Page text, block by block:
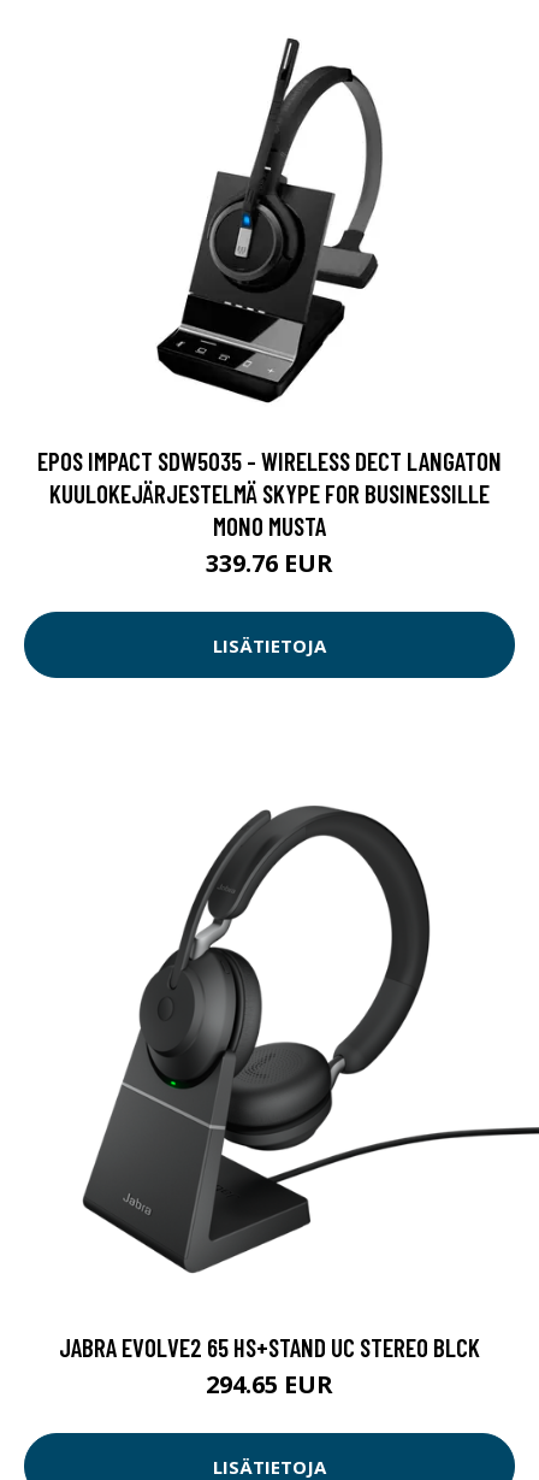
EPOS IMPACT SDW5035 - WIRELESS DECT LANGATON
KUULOKEJÄRJESTELMÄ SKYPE FOR BUSINESSILLE
MONO MUSTA
339.76 EUR
LISÄTIETOJA
JABRA EVOLVE2 65 HS+STAND UC STEREO BLCK
294.65 EUR
LISÄTIETOJA